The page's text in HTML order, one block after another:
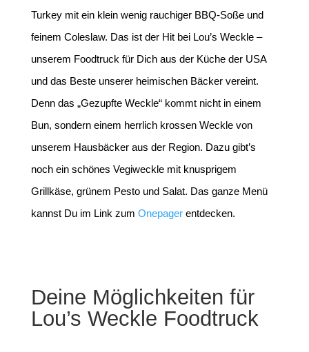
Turkey mit ein klein wenig rauchiger BBQ-Soße und
feinem Coleslaw. Das ist der Hit bei Lou’s Weckle –
unserem Foodtruck für Dich aus der Küche der USA
und das Beste unserer heimischen Bäcker vereint.
Denn das „Gezupfte Weckle“ kommt nicht in einem
Bun, sondern einem herrlich krossen Weckle von
unserem Hausbäcker aus der Region. Dazu gibt’s
noch ein schönes Vegiweckle mit knusprigem
Grillkäse, grünem Pesto und Salat. Das ganze Menü
kannst Du im Link zum Onepagerentdecken.
Deine Möglichkeiten für
Lou’s Weckle Foodtruck